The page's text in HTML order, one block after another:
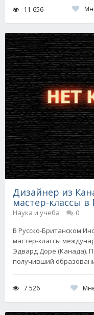
11 656
Дизайнер из
мастер-классы в
Наука и учеба
0
В Русско-Британском
мастер-классы
Эдвард Доре (Канада).
получивший
7 526